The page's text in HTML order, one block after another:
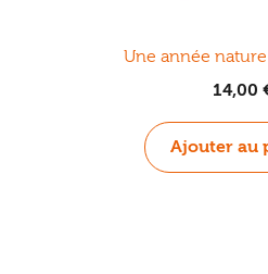
Une année
14,00
Ajouter au